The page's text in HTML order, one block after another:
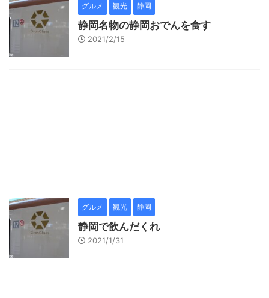
グルメ 観光 静岡
静岡名物の静岡おでんを食す
2021/2/15
グルメ 観光 静岡
静岡で飲んだくれ
2021/1/31